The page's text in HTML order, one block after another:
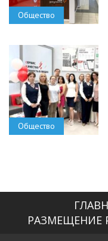
Общество
Общество
РАЗМЕЩЕНИЕ